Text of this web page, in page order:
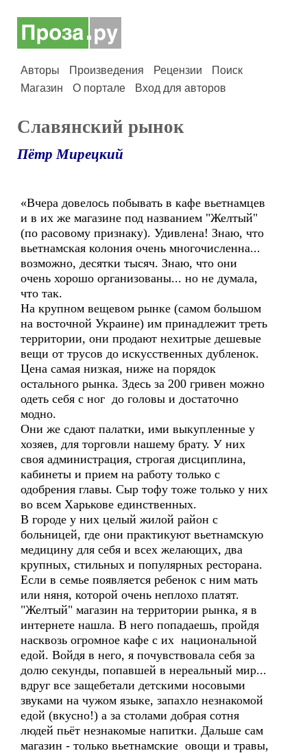
Авторы Произведения Рецензии
Поиск
Магазин
О портале Вход для авторов
Славянский рынок
Пётр Мирецкий
«Вчера довелось побывать в кафе вьетнамцев
и в их же магазине под названием "Желтый"
(по расовому признаку). Удивлена! Знаю, что
вьетнамская колония очень многочисленна...
возможно, десятки тысяч. Знаю, что они
очень хорошо организованы... но не думала,
что так.
На крупном вещевом рынке (самом большом
на восточной Украине) им принадлежит треть
территории, они продают нехитрые дешевые
вещи от трусов до искусственных дубленок.
Цена самая низкая, ниже на порядок
остального рынка. Здесь за 200 гривен можно
одеть себя с ног до головы и достаточно
модно.
Они же сдают палатки, ими выкупленные у
хозяев, для торговли нашему брату. У них
своя администрация, строгая дисциплина,
кабинеты и прием на работу только с
одобрения главы. Сыр тофу тоже только у них
во всем Харькове единственных.
В городе у них целый жилой район с
больницей, где они практикуют вьетнамскую
медицину для себя и всех желающих, два
крупных, стильных и популярных ресторана.
Если в семье появляется ребенок с ним мать
или няня, которой очень неплохо платят.
"Желтый" магазин на территории рынка, я в
интернете нашла. В него попадаешь, пройдя
насквозь огромное кафе с их национальной
едой. Войдя в него, я почувствовала себя за
долю секунды, попавшей в нереальный мир...
вдруг все защебетали детскими носовыми
звуками на чужом языке, запахло незнакомой
едой (вкусно!) а за столами добрая сотня
людей пьёт незнакомые напитки. Дальше сам
магазин - только вьетнамские овощи и травы,